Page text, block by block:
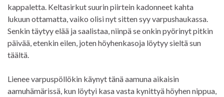
kappaletta. Keltasirkut suurin piirtein kadonneet kahta
lukuun ottamatta, vaiko olisi nyt sitten syy varpushaukassa.
Senkin täytyy elää ja saalistaa, niinpä se onkin pyörinyt pitkin
päivää, etenkin eilen, joten höyhenkasoja löytyy sieltä sun
täältä.
Lienee varpuspöllökin käynyt tänä aamuna aikaisin
aamuhämärissä, kun löytyi kasa vasta kynittyä höyhen nippua,